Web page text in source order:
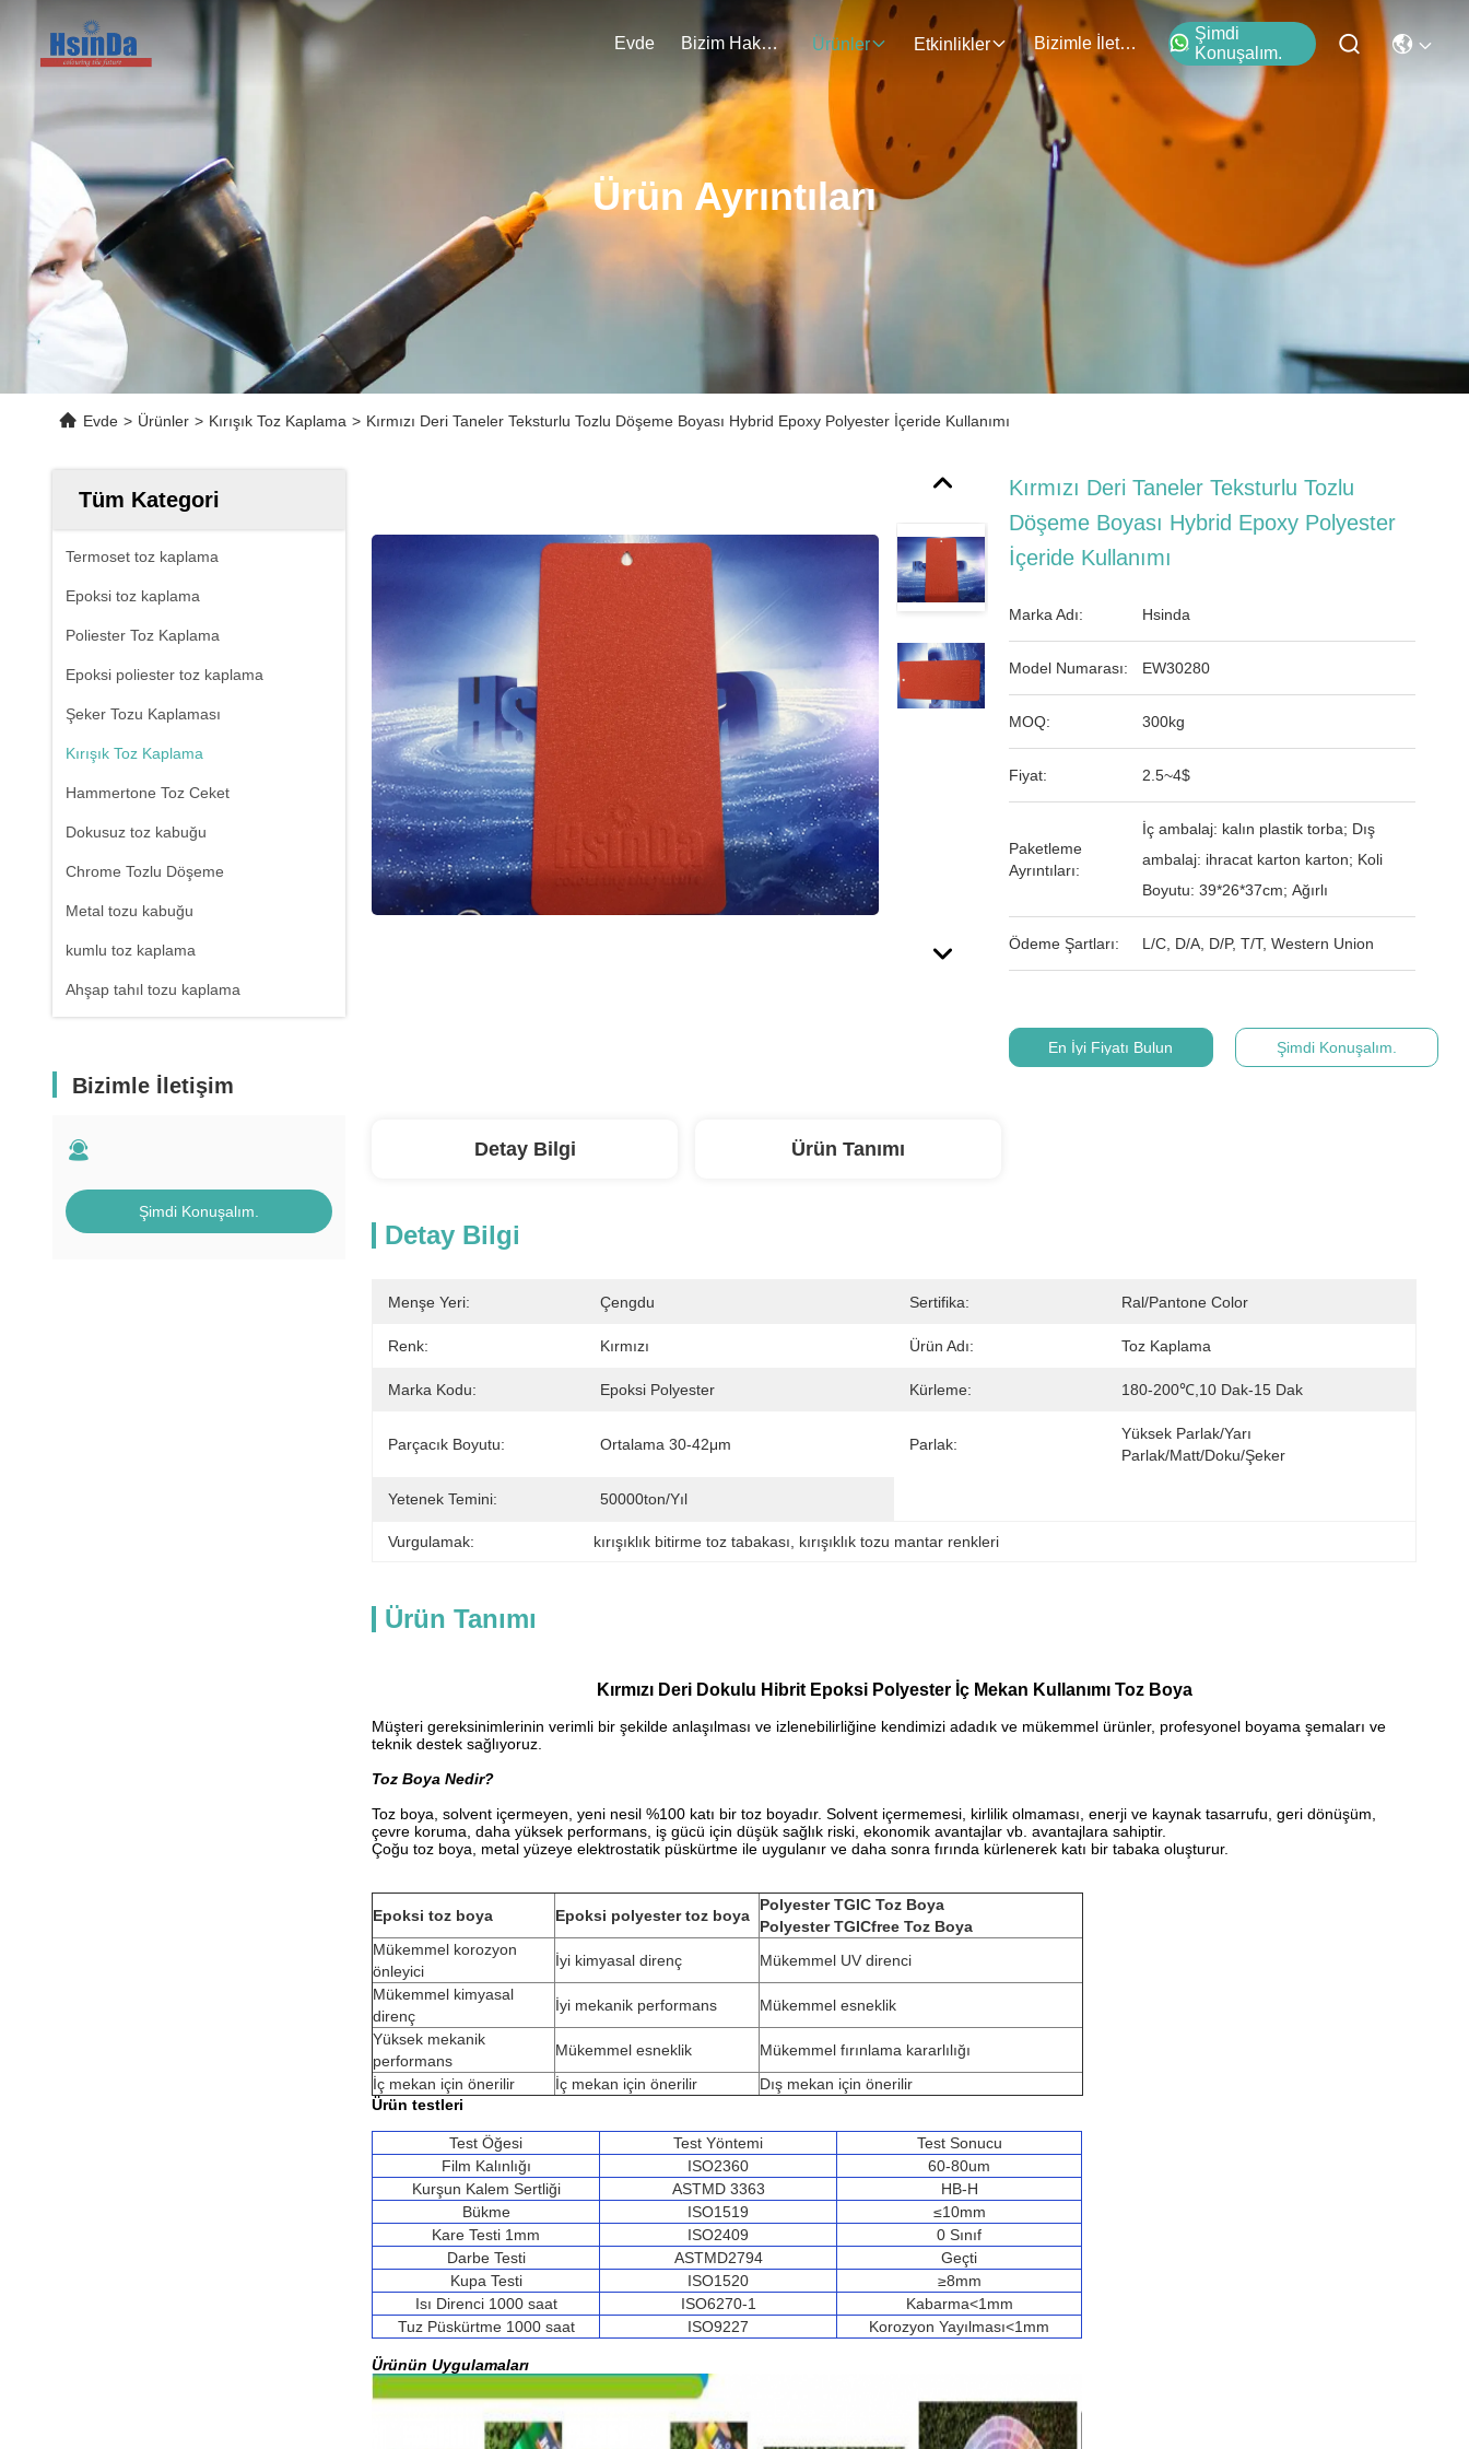
Evde Bizim Hakkımızda Ürünler Etkinlikler Bizimle İletişim
Şimdi
Konuşalım.
Ürün Ayrıntıları
Evde > Ürünler > Kırışık Toz Kaplama > Kırmızı Deri Taneler Teksturlu Tozlu Döşeme Boyası Hybrid Epoxy Polyester İçeride Kullanımı
Tüm Kategori
Termoset toz kaplama
Epoksi toz kaplama
Poliester Toz Kaplama
Epoksi poliester toz kaplama
Şeker Tozu Kaplaması
Kırışık Toz Kaplama
Hammertone Toz Ceket
Dokusuz toz kabuğu
Chrome Tozlu Döşeme
Metal tozu kabuğu
kumlu toz kaplama
Ahşap tahıl tozu kaplama
Bizimle İletişim
Şimdi Konuşalım.
Kırmızı Deri Taneler Teksturlu Tozlu
Döşeme Boyası Hybrid Epoxy Polyester
İçeride Kullanımı
Marka Adı: Hsinda
Model Numarası: EW30280
MOQ: 300kg
Fiyat: 2.5~4$
Paketleme
Ayrıntıları:
İç ambalaj: kalın plastik torba; Dış
ambalaj: ihracat karton karton; Koli
Boyutu: 39*26*37cm; Ağırlı
Ödeme Şartları: L/C, D/A, D/P, T/T, Western Union
En İyi Fiyatı Bulun Şimdi Konuşalım.
Detay Bilgi Ürün Tanımı
Detay Bilgi
Menşe Yeri: Çengdu Sertifika: Ral/pantone Color
Renk: Kırmızı Ürün Adı: Toz Kaplama
Marka Kodu: Epoksi Polyester Kürleme: 180-200℃,10 Dak-15 Dak
Parçacık Boyutu: Ortalama 30-42μm Parlak:
Yüksek Parlak/Yarı
Parlak/Matt/Doku/Şeker
Yetenek Temini: 50000ton/yıl
Vurgulamak: kırışıklık bitirme toz tabakası kırışıklık tozu mantar renkleri
Ürün Tanımı
Kırmızı Deri Dokulu Hibrit Epoksi Polyester İç Mekan Kullanımı Toz Boya
Müşteri gereksinimlerinin verimli bir şekilde anlaşılması ve izlenebilirliğine kendimizi adadık ve mükemmel ürünler, profesyonel boyama şemaları ve
teknik destek sağlıyoruz.
Toz Boya Nedir?
Toz boya, solvent içermeyen, yeni nesil %100 katı bir toz boyadır. Solvent içermemesi, kirlilik olmaması, enerji ve kaynak tasarrufu, geri dönüşüm,
çevre koruma, daha yüksek performans, iş gücü için düşük sağlık riski, ekonomik avantajlar vb. avantajlara sahiptir.
Çoğu toz boya, metal yüzeye elektrostatik püskürtme ile uygulanır ve daha sonra fırında kürlenerek katı bir tabaka oluşturur.
Epoksi toz boya Epoksi polyester toz boya
Polyester TGIC Toz Boya
Polyester TGICfree Toz Boya
Mükemmel korozyon
önleyici
İyi kimyasal direnç
Mükemmel UV direnci
Mükemmel kimyasal
direnç
İyi mekanik performans
Mükemmel esneklik
Yüksek mekanik
performans
Mükemmel esneklik
Mükemmel fırınlama kararlılığı
İç mekan için önerilir
İç mekan için önerilir
Dış mekan için önerilir
Ürün testleri
Test Öğesi Test Yöntemi
Test Sonucu
Film Kalınlığı
ISO2360
60-80um
Kurşun Kalem Sertliği
ASTMD 3363
HB-H
Bükme
ISO1519
≤10mm
Kare Testi 1mm
ISO2409
0 Sınıf
Darbe Testi
ASTMD2794
Geçti
Kupa Testi
ISO1520
≥8mm
Isı Direnci 1000 saat
ISO6270-1
Kabarma<1mm
Tuz Püskürtme 1000 saat
ISO9227 Korozyon Yayılması<1mm
Ürünün Uygulamaları